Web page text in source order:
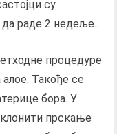
су
раде 2 недеље..
процедуре
алое. Такође се
бора. У
прскање